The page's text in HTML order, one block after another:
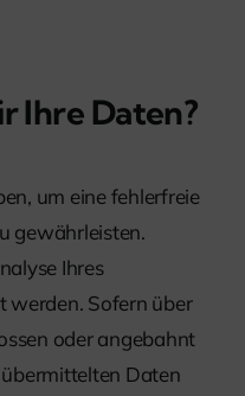
Ihre Daten?
um eine fehlerfreie
gewährleisten.
Ihres
werden. Sofern über
oder angebahnt
Daten